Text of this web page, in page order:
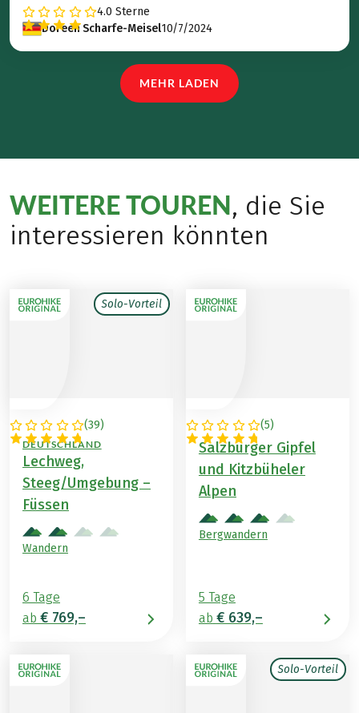
4.0 Sterne
Doreen Scharfe-Meisel10/7/2024
MEHR LADEN
WEITERE TOUREN, die Sie
interessieren könnten
Solo-Vorteil
(39)
ÖSTERREICH /
DEUTSCHLAND
Lechweg,
Steeg/Umgebung –
Füssen
Wandern
6 Tage
ab € 769,–
(5)
ÖSTERREICH
Salzburger Gipfel
und Kitzbüheler
Alpen
Bergwandern
5 Tage
ab € 639,–
Solo-Vorteil